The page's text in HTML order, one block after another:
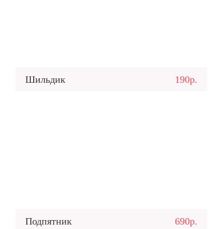
Шильдик 190р.
Подпятник 690р.